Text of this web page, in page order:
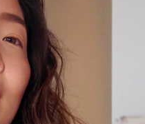
我的地址
Español
Português
Русский
繁體中文